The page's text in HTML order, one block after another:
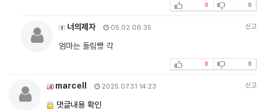
0 0
너의제자 05.02 06:35 신고
엄마는 돌림빵 각
0 0
marcell 2025.07.31 14:23 신고
댓글내용 확인